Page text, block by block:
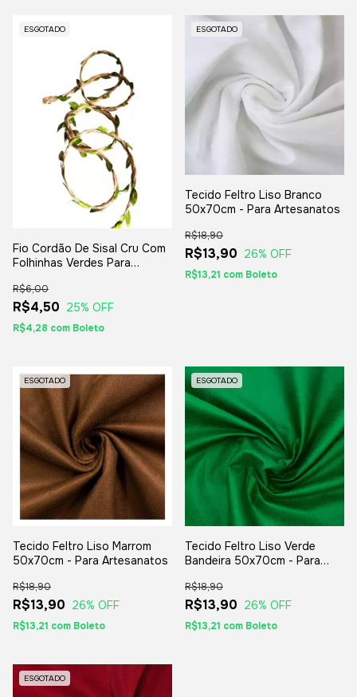
ESGOTADO
Fio Cordão De Sisal Cru Com
Folhinhas Verdes Para
Metro
R$4,50
R$6,00
25% OFF
R$4,28 com Boleto
ESGOTADO
Tecido Feltro Liso Branco
50x70cm - Para Artesanatos
R$13,90
R$18,90
26% OFF
R$13,21 com Boleto
ESGOTADO
Tecido Feltro Liso Marrom
50x70cm - Para Artesanatos
R$13,90
R$18,90
26% OFF
R$13,21 com Boleto
ESGOTADO
Tecido Feltro Liso Verde
Bandeira 50x70cm - Para
R$13,90
R$18,90
26% OFF
R$13,21 com Boleto
ESGOTADO